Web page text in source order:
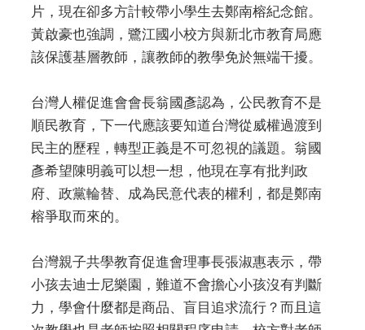
片，現在卻多方計較帶小學生去鄭南榕紀念館。
黃啟豪也強調，鷺江國小校方與新北市教育局應
該保護基層教師，讓教師的教學免於無端干擾。
台灣人權促進會會長翁國彥認為，公民教育不是
順民教育，下一代應該要知道台灣從威權過渡到
民主的歷程，轉型正義是不可忽視的議題。翁國
彥希望陳明義可以想一想，他現在享有批判政
府、政黨輪替、成為民意代表的權利，都是鄭南
榕爭取而來的。
台灣親子共學教育促進會理事長張淑惠表示，帶
小孩去迪士尼樂園，難道不會擔心小孩沒有判斷
力，學會什麼都是商品、盲目追求流行？而且這